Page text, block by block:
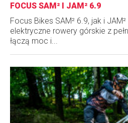
FOCUS SAM² I JAM² 6.9
Focus Bikes SAM² 6.9, jak i
elektryczne rowery górskie z
łączą moc i...